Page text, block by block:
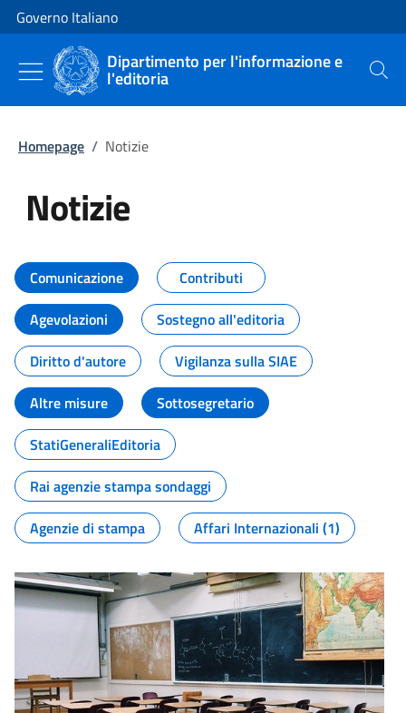
Vai al contenuto
Vai alla navigazione del sito
Governo Italiano
Dipartimento per l'informazione e
l'editoria Cerca
Homepage / Notizie
Notizie
Tutti i contenuti della pagina
Comunicazione
Contributi
Agevolazioni
Sostegno all'editoria
Diritto d'autore
Vigilanza sulla SIAE
Altre misure
Sottosegretario
StatiGeneraliEditoria
Rai agenzie stampa sondaggi
Agenzie di stampa
Affari Internazionali (1)